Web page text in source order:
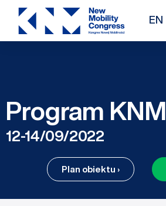
Przejdź
treści
EN
Program KNM
12-14/09/2022
Plan obiektu ›